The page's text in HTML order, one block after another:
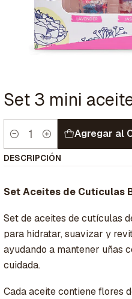
Set 3 mini
Cantidad
Agregar al
DESCRIPCIÓN
Set Aceites de Cutículas
Set de aceites de cutículas
para hidratar, suavizar y
ayudando a mantener uñas
cuidada.
Cada aceite contiene flores